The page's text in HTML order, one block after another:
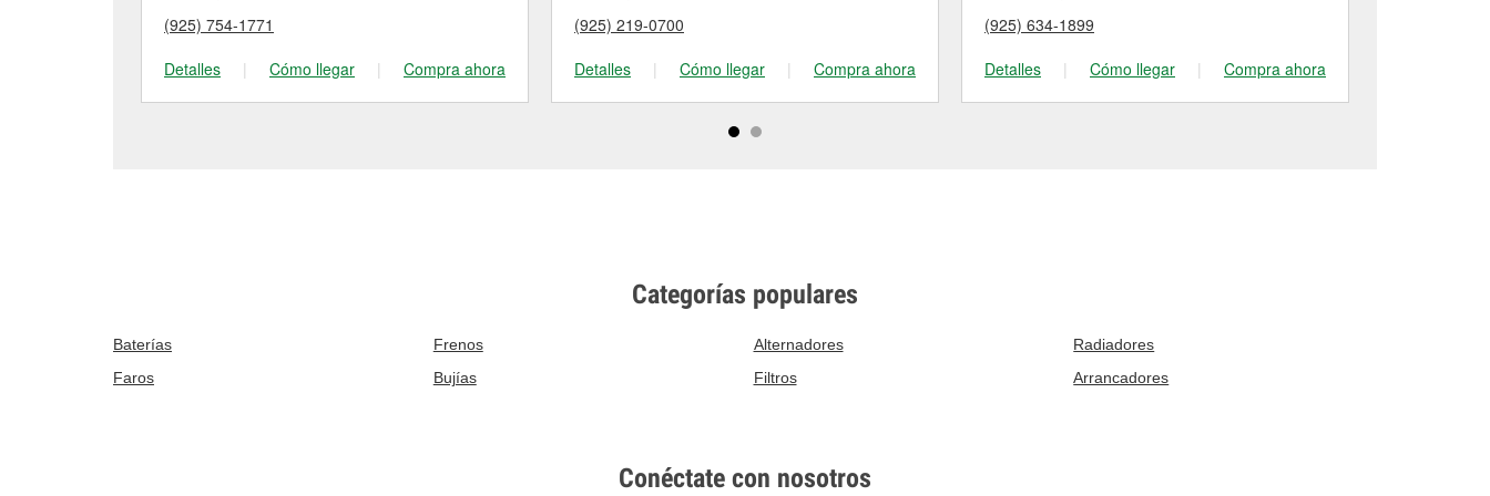
(925) 754-1771
Detalles
| Cómo llegar | Compra ahora
(925) 219-0700
Detalles
| Cómo llegar | Compra ahora
(925) 634-1899
Detalles
| Cómo llegar | Compra ahora
Categorías populares
Baterías Frenos Alternadores
Radiadores
Faros
Bujías Filtros Arrancadores
Conéctate con nosotros